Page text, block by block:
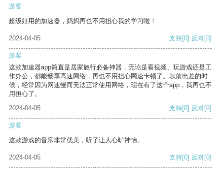
游客
超级好用的加速器，妈妈再也不用担心我的学习啦！
2024-04-05 支持[0] 反对[0]
游客
这款加速器app简直是居家旅行必备神器，无论是看视频、玩游戏还是工
作办公，都能畅享高速网络，再也不用担心网速卡顿了。以前出差的时
候，经常因为网速慢而无法正常使用网络，现在有了这个app，我再也不
用担心了。
2024-04-05
支持[0] 反对[0]
游客
这款游戏的音乐非常优美，听了让人心旷神怡。
2024-04-05 支持[0] 反对[0]